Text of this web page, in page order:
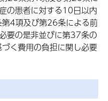
の患者に対する10日以内
4項及び第26条による前
要の是非並びに第37条の
く費用の負担に関し必要